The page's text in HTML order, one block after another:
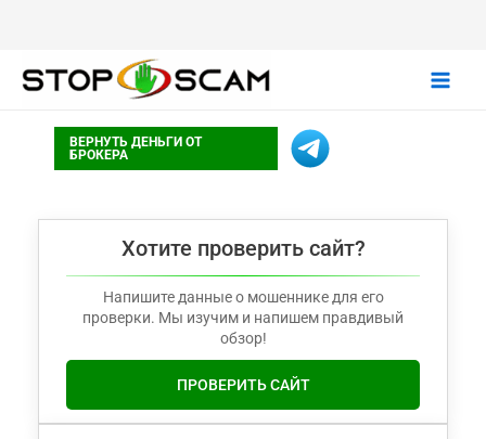
ВЕРНУТЬ ДЕНЬГИ ОТ
БРОКЕРА
Хотите проверить сайт?
Напишите данные о мошеннике для его
проверки. Мы изучим и напишем правдивый
обзор!
ПРОВЕРИТЬ САЙТ